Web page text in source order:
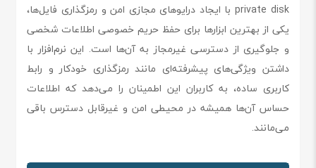
private disk با ایجاد درایوهای مجازی امن و رمزگذاری فایل‌ها،
یکی از بهترین ابزارها برای حفظ حریم خصوصی اطلاعات شخصی
و جلوگیری از دسترسی غیرمجاز به آن‌ها است. این نرم‌افزار با
داشتن ویژگی‌های پیشرفته‌ای مانند رمزگذاری خودکار و رابط
کاربری ساده، به کاربران این اطمینان را می‌دهد که اطلاعات
حساس آن‌ها همیشه در محیطی امن و غیرقابل دسترس باقی
می‌مانند.